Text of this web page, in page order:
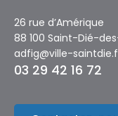
26 rue d’Amérique
88 100 Saint-Dié-
adfig@ville-
03 29 42 16 72